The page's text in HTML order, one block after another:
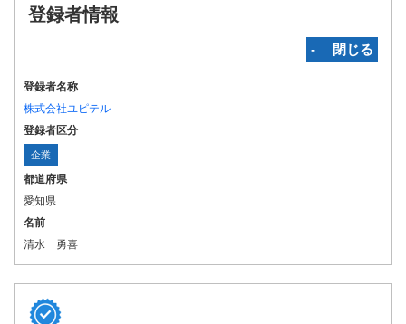
登録者情報
‐ 閉じる
登録者名称
株式会社ユピテル
登録者区分
企業
都道府県
愛知県
名前
清水 勇喜